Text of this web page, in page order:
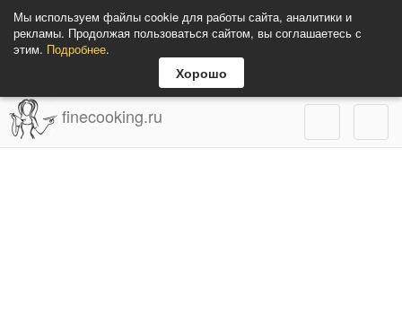
Мы используем файлы cookie для работы сайта, аналитики и
рекламы. Продолжая пользоваться сайтом, вы соглашаетесь с
этим. Подробнее.
Хорошо
finecooking.ru